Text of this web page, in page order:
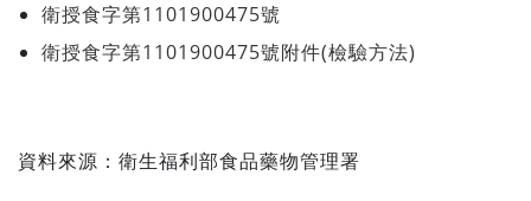
衛授食字第1101900475號
衛授食字第1101900475號附件(檢驗方法)
資料來源：衛生福利部食品藥物管理署